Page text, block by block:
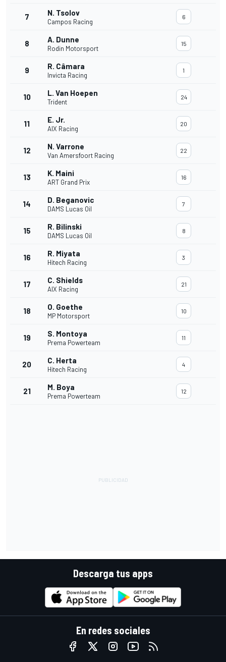
7 N. Tsolov
Campos Racing
6
8 A. Dunne
Rodin Motorsport
15
9 R. Câmara
Invicta Racing
1
10 L. Van Hoepen
Trident
24
11 E. Jr.
AIX Racing
20
12 N. Varrone
Van Amersfoort Racing
22
13 K. Maini
ART Grand Prix
16
14 D. Beganovic
DAMS Lucas Oil
7
15 R. Bilinski
DAMS Lucas Oil
8
16 R. Miyata
Hitech Racing
3
17 C. Shields
AIX Racing
21
18 O. Goethe
MP Motorsport
10
19 S. Montoya
Prema Powerteam
11
20 C. Herta
Hitech Racing
4
21 M. Boya
Prema Powerteam
12
Descarga tus apps
En redes sociales